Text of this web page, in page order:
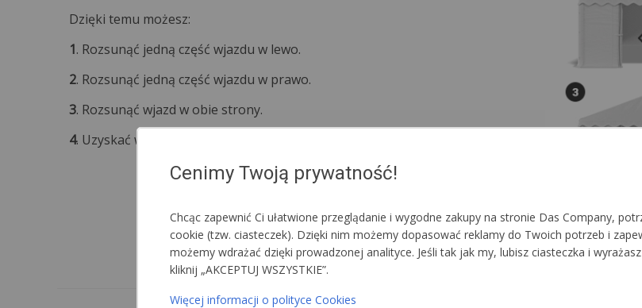
Dzięki temu możesz:
1. Rozsunąć jedną część wjazdu w lewo.
2. Rozsunąć jedną część wjazdu w prawo.
3. Rozsunąć wjazd w obie strony.
4. Uzyskać wjazd o pełnej szerokości namiotu.
Cenimy Twoją prywatność!
Chcąc zapewnić Ci ułatwione przeglądanie i wygodne zakupy na stronie Das Company,
cookie (tzw. ciasteczek). Dzięki nim możemy dopasować reklamy do Twoich potrzeb i
możemy wdrażać dzięki prowadzonej analityce. Jeśli tak jak my, lubisz ciasteczka i
kliknij „AKCEPTUJ WSZYSTKIE”.
Więcej informacji o polityce Cookies